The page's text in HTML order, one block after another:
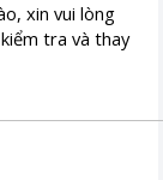
xin vui lòng
tra và thay